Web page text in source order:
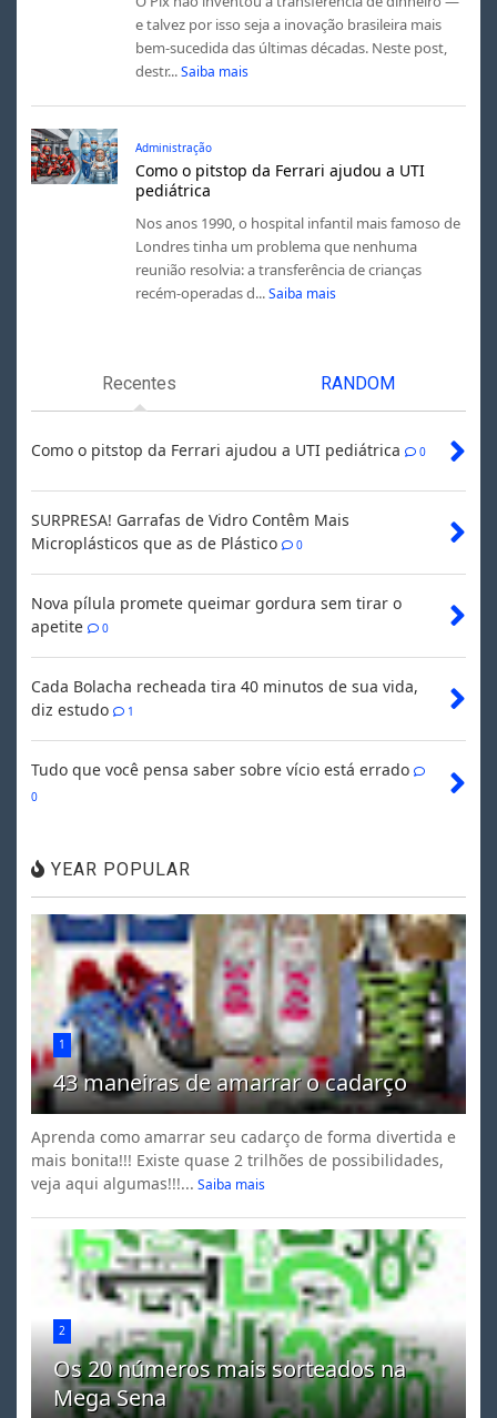
e talvez por isso seja a inovação brasileira mais
bem-sucedida das últimas décadas. Neste post,
destr... Saiba mais
Administração
Como o pitstop da Ferrari ajudou a UTI
pediátrica
Nos anos 1990, o hospital infantil mais famoso de
Londres tinha um problema que nenhuma
reunião resolvia: a transferência de crianças
recém-operadas d... Saiba mais
Recentes RANDOM
Como o pitstop da Ferrari ajudou a UTI pediátrica 0
SURPRESA! Garrafas de Vidro Contêm Mais
Microplásticos que as de Plástico
0
Nova pílula promete queimar gordura sem tirar o
apetite
0
Cada Bolacha recheada tira 40 minutos de sua vida,
diz estudo
1
Tudo que você pensa saber sobre vício está errado
0
YEAR POPULAR
1
43 maneiras de amarrar o cadarço
Aprenda como amarrar seu cadarço de forma divertida e
mais bonita!!! Existe quase 2 trilhões de possibilidades,
veja aqui algumas!!!... Saiba mais
2
Os 20 números mais sorteados na
Mega Sena